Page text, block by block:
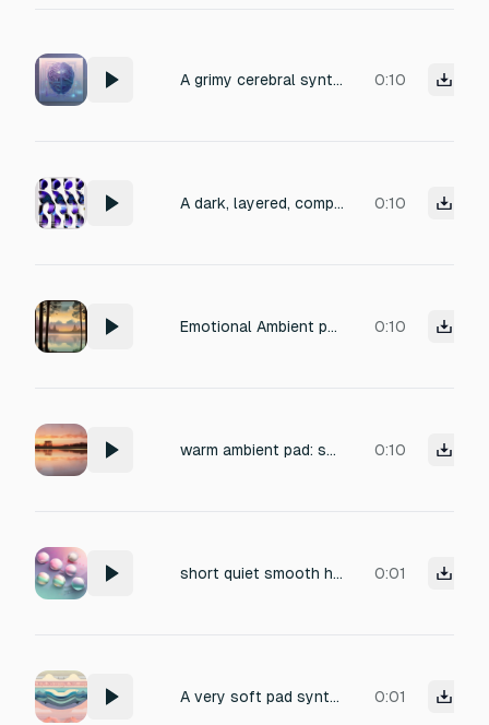
A grimy cerebral synth pad tuned to c 0:10
A dark, layered, complex, visceral synth pad, tuned to c and maintained for 10 seconds 0:10
Emotional Ambient pad 0:10
warm ambient pad: soft low tones, gentle airy shimmer, smooth and comforting. No high frequencies, no sharp peaks, no bright chimes. Calm, welcoming, and easy on the ears 0:10
short quiet smooth high pad sound 0:01
A very soft pad synth: begins mid-high, dips lower, then glides upward, but stays below the initial pitch,fast decay 0:01